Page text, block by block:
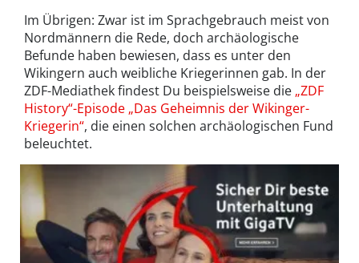
Im Übrigen: Zwar ist im Sprachgebrauch meist von
Nordmännern die Rede, doch archäologische
Befunde haben bewiesen, dass es unter den
Wikingern auch weibliche Kriegerinnen gab. In der
ZDF-Mediathek findest Du beispielsweise die „ZDF
History“-Episode „Das Geheimnis der Wikinger-
Kriegerin“, die einen solchen archäologischen Fund
beleuchtet.